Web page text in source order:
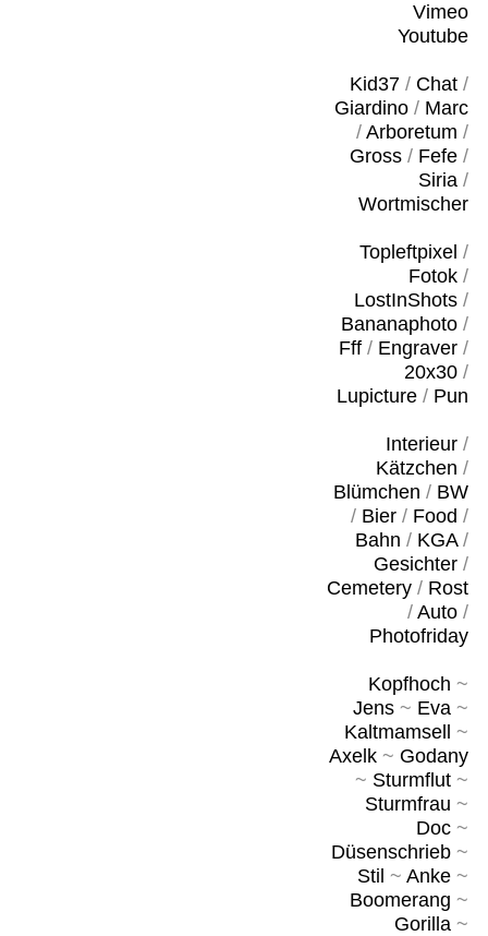
Vimeo
Youtube
Kid37/ Chat/
Giardino/ Marc
/ Arboretum /
Gross/ Fefe/
Siria/
Wortmischer
Topleftpixel /
Fotok/
LostInShots/
Bananaphoto/
Fff/ Engraver/
20x30/
Lupicture/ Pun
Interieur/
Kätzchen /
Blümchen / BW
/ Bier/ Food /
Bahn / KGA/
Gesichter/
Cemetery/ Rost
/ Auto/
Photofriday
Kopfhoch ~
Jens~ Eva~
Kaltmamsell
~
Axelk~ Godany
~ Sturmflut~
Sturmfrau ~
Doc~
Düsenschrieb~
Stil ~ Anke~
Boomerang ~
Gorilla~